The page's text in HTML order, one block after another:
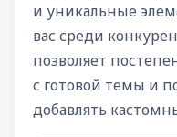
и уникальные
вас среди
позволяет
с готовой темы и
добавлять